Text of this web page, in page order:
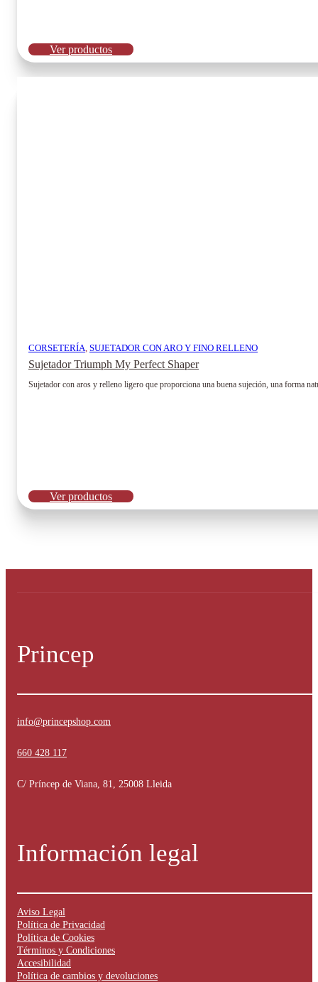
Ver productos
CORSETERÍA SUJETADOR CON ARO Y FINO RELLENO
Sujetador Triumph My Perfect Shaper
Sujetador con aros y relleno ligero que proporciona una buena sujeción, una forma
Ver productos
Princep
info@princepshop.com
660 428 117
C/ Príncep de Viana, 81, 25008 Lleida
Información legal
Aviso Legal
Política de Privacidad
Política de Cookies
Términos y Condiciones
Accesibilidad
Política de cambios y devoluciones